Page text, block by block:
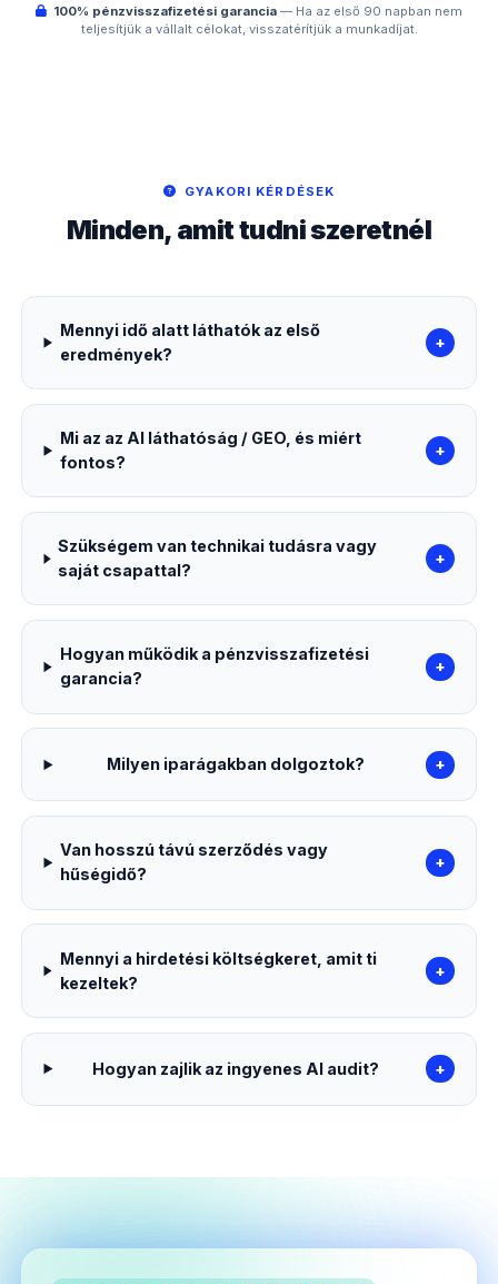
100% pénzvisszafizetési garancia — Ha az első 90 napban nem
teljesítjük a vállalt célokat, visszatérítjük a munkadíjat.
GYAKORI KÉRDÉSEK
Minden, amit tudni szeretnél
Mennyi idő alatt láthatók az első
eredmények?
+
Mi az az AI láthatóság / GEO, és miért
fontos?
+
Szükségem van technikai tudásra vagy
saját csapattal?
+
Hogyan működik a pénzvisszafizetési
garancia?
+
Milyen iparágakban dolgoztok? +
Van hosszú távú szerződés vagy
hűségidő?
+
Mennyi a hirdetési költségkeret, amit ti
kezeltek?
+
Hogyan zajlik az ingyenes AI audit? +